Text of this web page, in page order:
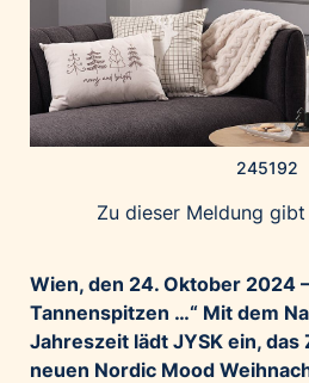
Huawei Consumer Business Group
IT:U
JP Immobilien
JYSK
Kroatische Zentrale für Tourismus
List Holding Gruppe
Mediaplus
Microsoft
Mondelēz Österreich
245192
Zu dieser Meldung gibt
Wien, den 24. Oktober 2024
Tannenspitzen …“ Mit dem
Jahreszeit lädt JYSK ein, das
neuen Nordic Mood